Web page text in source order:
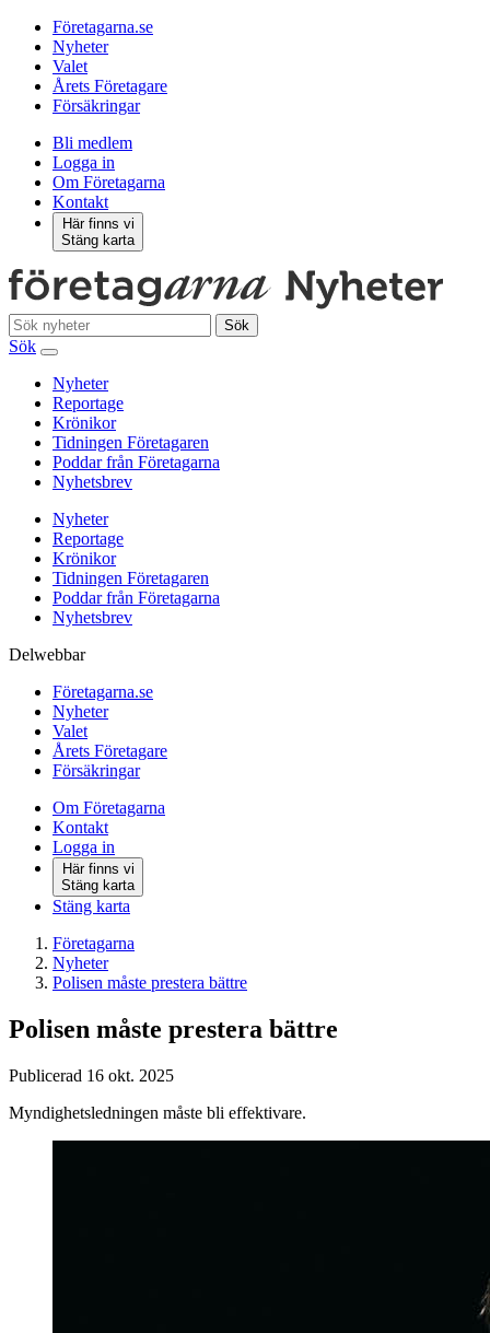
Företagarna.se
Nyheter
Valet
Årets Företagare
Försäkringar
Bli medlem
Logga in
Om Företagarna
Kontakt
Här finns vi
Stäng karta
Sök
Sök
Nyheter
Reportage
Krönikor
Tidningen Företagaren
Poddar från Företagarna
Nyhetsbrev
Nyheter
Reportage
Krönikor
Tidningen Företagaren
Poddar från Företagarna
Nyhetsbrev
Delwebbar
Företagarna.se
Nyheter
Valet
Årets Företagare
Försäkringar
Om Företagarna
Kontakt
Logga in
Här finns vi
Stäng karta
Stäng karta
Företagarna
Nyheter
Polisen måste prestera bättre
Polisen måste prestera bättre
Publicerad 16 okt. 2025
Myndighetsledningen måste bli effektivare.